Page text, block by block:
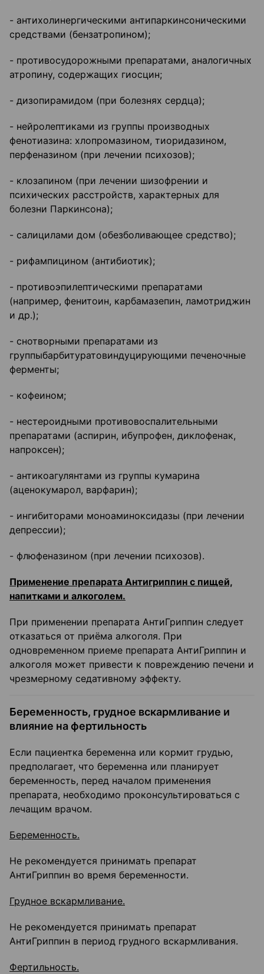
- антихолинергическими антипаркинсоническими
средствами (бензатропином);
- противосудорожными препаратами, аналогичных
атропину, содержащих гиосцин;
- дизопирамидом (при болезнях сердца);
- нейролептиками из группы производных
фенотиазина: хлопромазином, тиоридазином,
перфеназином (при лечении психозов);
- клозапином (при лечении шизофрении и
психических расстройств, характерных для
болезни Паркинсона);
- салицилами дом (обезболивающее средство);
- рифампицином (антибиотик);
- противоэпилептическими препаратами
(например, фенитоин, карбамазепин, ламотриджин
и др.);
- снотворными препаратами из
группыбарбитуратовиндуцирующими печеночные
ферменты;
- кофеином;
- нестероидными противовоспалительными
препаратами (аспирин, ибупрофен, диклофенак,
напроксен);
- антикоагулянтами из группы кумарина
(аценокумарол, варфарин);
- ингибиторами моноаминоксидазы (при лечении
депрессии);
- флюфеназином (при лечении психозов).
Применение препарата Антигриппин с пищей,
напитками и алкоголем.
При применении препарата АнтиГриппин следует
отказаться от приёма алкоголя. При
одновременном приеме препарата АнтиГриппин и
алкоголя может привести к повреждению печени и
чрезмерному седативному эффекту.
Беременность, грудное вскармливание и
влияние на фертильность
Если пациентка беременна или кормит грудью,
предполагает, что беременна или планирует
беременность, перед началом применения
препарата, необходимо проконсультироваться с
лечащим врачом.
Беременность.
Не рекомендуется принимать препарат
АнтиГриппин во время беременности.
Грудное вскармливание.
Не рекомендуется принимать препарат
АнтиГриппин в период грудного вскармливания.
Фертильность.